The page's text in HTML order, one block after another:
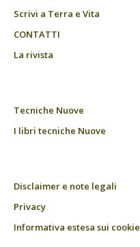
Scrivi a Terra e Vita
CONTATTI
La rivista
Tecniche Nuove
I libri tecniche Nuove
Disclaimer e note legali
Privacy
Informativa estesa sui cookie